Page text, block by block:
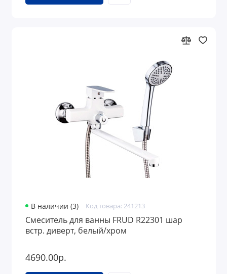
В наличии (3) Код товара: 241213
Смеситель для ванны FRUD R22301 шар
встр. диверт, белый/хром
4690.00р.